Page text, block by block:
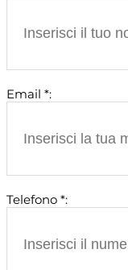
Email *:
Telefono *: